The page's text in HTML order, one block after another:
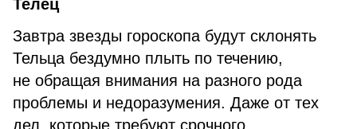
Телец
Завтра звезды гороскопа будут склонять
Тельца бездумно плыть по течению,
не обращая внимания на разного рода
проблемы и недоразумения. Даже от тех
дел, которые требуют срочного